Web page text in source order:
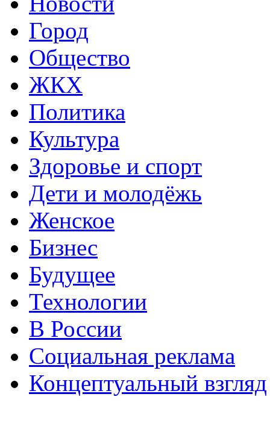
Город
Общество
ЖКХ
Политика
Культура
Здоровье и спорт
Дети и молодёжь
Женское
Бизнес
Будущее
Технологии
В России
Социальная реклама
Концептуальный взгляд